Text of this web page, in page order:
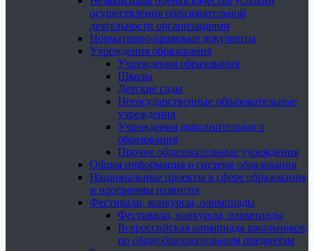
осуществления образовательной
деятельности организациями
Нормативно-правовые документы
Учреждения образования
Учреждения образования
Школы
Детские сады
Негосударственные образовательные
учреждения
Учреждения дополнительного
образования
Прочие образовательные учреждения
Общая информация о системе образования
Национальные проекты в сфере образования
и программы развития
Фестивали, конкурсы, олимпиады
Фестивали, конкурсы, олимпиады
Всероссийская олимпиада школьников
по общеобразовательным предметам